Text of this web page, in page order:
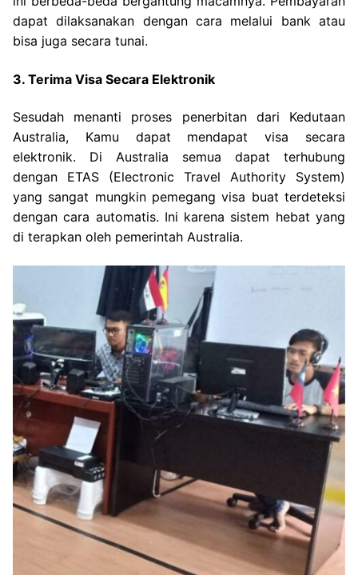
dapat dilaksanakan dengan cara melalui bank atau
bisa juga secara tunai.
3. Terima Visa Secara Elektronik
Sesudah menanti proses penerbitan dari Kedutaan
Australia, Kamu dapat mendapat visa secara
elektronik. Di Australia semua dapat terhubung
dengan ETAS (Electronic Travel Authority System)
yang sangat mungkin pemegang visa buat terdeteksi
dengan cara automatis. Ini karena sistem hebat yang
di terapkan oleh pemerintah Australia.